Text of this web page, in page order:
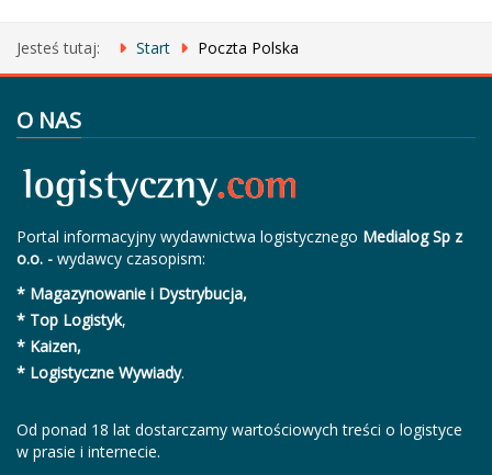
Jesteś tutaj: Start Poczta Polska
O NAS
Portal informacyjny wydawnictwa logistycznego Medialog Sp z
o.o. - wydawcy czasopism:
* Magazynowanie i Dystrybucja,
* Top Logistyk,
* Kaizen,
* Logistyczne Wywiady.
Od ponad 18 lat dostarczamy wartościowych treści o logistyce
w prasie i internecie.